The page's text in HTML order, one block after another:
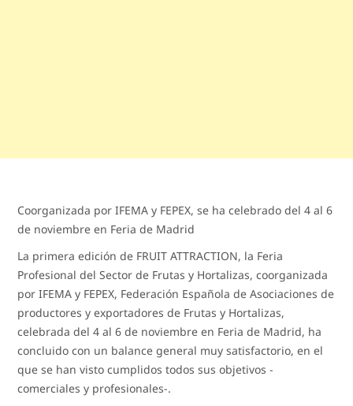
Coorganizada por IFEMA y FEPEX, se ha celebrado del 4 al 6
de noviembre en Feria de Madrid
La primera edición de FRUIT ATTRACTION, la Feria
Profesional del Sector de Frutas y Hortalizas, coorganizada
por IFEMA y FEPEX, Federación Española de Asociaciones de
productores y exportadores de Frutas y Hortalizas,
celebrada del 4 al 6 de noviembre en Feria de Madrid, ha
concluido con un balance general muy satisfactorio, en el
que se han visto cumplidos todos sus objetivos -
comerciales y profesionales-.